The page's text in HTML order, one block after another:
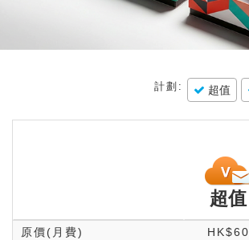
計劃: 超值
超值
原價(月費) HK$60